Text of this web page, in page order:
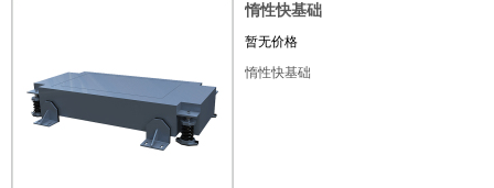
惰性快基础
暂无价格
惰性快基础